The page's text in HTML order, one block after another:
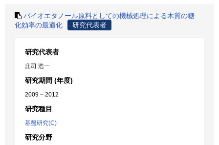
バイオエタノール原料としての機械処理による木質の糖
化効率の最適化
研究代表者
研究代表者
庄司 浩一
研究期間 (年度)
2009 – 2012
研究種目
基盤研究(C)
研究分野